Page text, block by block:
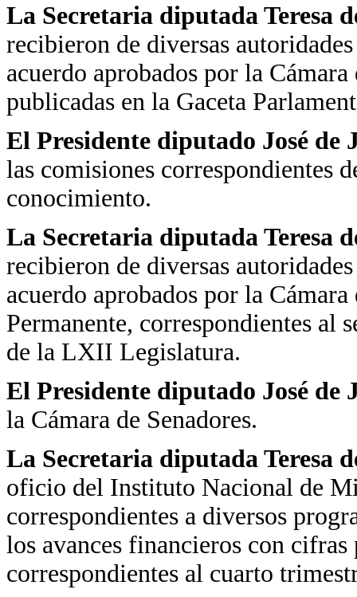
La Secretaria diputada Teresa
recibieron de diversas
acuerdo aprobados por la
publicadas en la Gaceta
El Presidente diputado José
las comisiones correspondientes
conocimiento.
La Secretaria diputada Teresa
recibieron de diversas
acuerdo aprobados por la
Permanente, correspondientes al
de la LXII Legislatura.
El Presidente diputado José
la Cámara de Senadores.
La Secretaria diputada Teresa
oficio del Instituto Nacional de
correspondientes a diversos
los avances financieros con
correspondientes al cuarto